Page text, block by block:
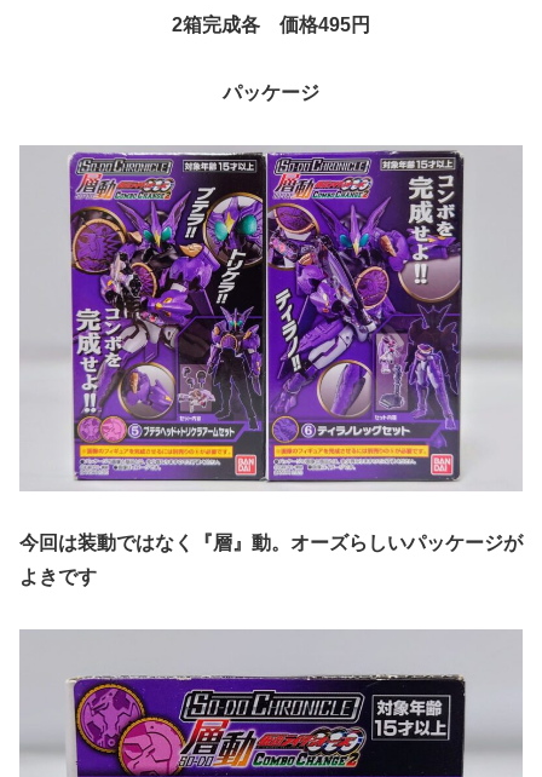
2箱完成各 価格495円
パッケージ
今回は装動ではなく『層』動。オーズらしいパッケージが
よきです